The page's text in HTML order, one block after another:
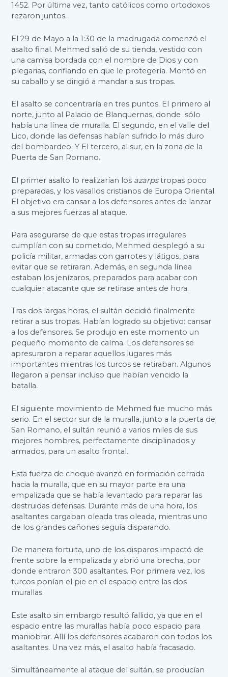
1452. Por última vez, tanto católicos como ortodoxos
rezaron juntos.
El 29 de Mayo a la 1:30 de la madrugada comenzó el
asalto final. Mehmed salió de su tienda, vestido con
una camisa bordada con el nombre de Dios y con
plegarias, confiando en que le protegería. Montó en
su caballo y se dirigió a mandar a sus tropas.
El asalto se concentraría en tres puntos. El primero al
norte, junto al Palacio de Blanquernas, donde sólo
había una línea de muralla. El segundo, en el valle del
Lico, donde las defensas habían sufrido lo más duro
del bombardeo. Y El tercero, al sur, en la zona de la
Puerta de San Romano.
El primer asalto lo realizarían los azarpstropas poco
preparadas, y los vasallos cristianos de Europa Oriental.
El objetivo era cansar a los defensores antes de lanzar
a sus mejores fuerzas al ataque.
Para asegurarse de que estas tropas irregulares
cumplían con su cometido, Mehmed desplegó a su
policía militar, armadas con garrotes y látigos, para
evitar que se retiraran. Además, en segunda línea
estaban los jenízaros, preparados para acabar con
cualquier atacante que se retirase antes de hora.
Tras dos largas horas, el sultán decidió finalmente
retirar a sus tropas. Habían logrado su objetivo: cansar
a los defensores. Se produjo en este momento un
pequeño momento de calma. Los defensores se
apresuraron a reparar aquellos lugares más
importantes mientras los turcos se retiraban. Algunos
llegaron a pensar incluso que habían vencido la
batalla.
El siguiente movimiento de Mehmed fue mucho más
serio. En el sector sur de la muralla, junto a la puerta de
San Romano, el sultán reunió a varios miles de sus
mejores hombres, perfectamente disciplinados y
armados, para un asalto frontal.
Esta fuerza de choque avanzó en formación cerrada
hacia la muralla, que en su mayor parte era una
empalizada que se había levantado para reparar las
destruidas defensas. Durante más de una hora, los
asaltantes cargaban oleada tras oleada, mientras uno
de los grandes cañones seguía disparando.
De manera fortuita, uno de los disparos impactó de
frente sobre la empalizada y abrió una brecha, por
donde entraron 300 asaltantes. Por primera vez, los
turcos ponían el pie en el espacio entre las dos
murallas.
Este asalto sin embargo resultó fallido, ya que en el
espacio entre las murallas había poco espacio para
maniobrar. Allí los defensores acabaron con todos los
asaltantes. Una vez más, el asalto había fracasado.
Simultáneamente al ataque del sultán, se producían